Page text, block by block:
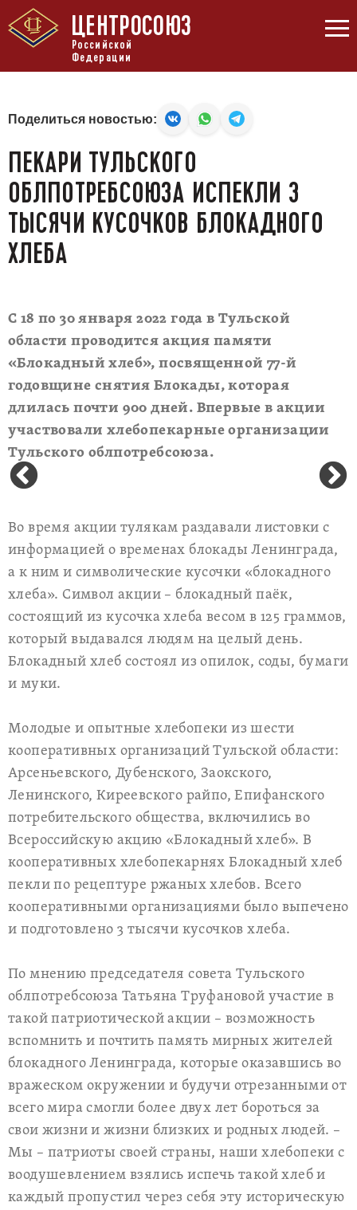
ЦЕНТРОСОЮЗ
Российской
Федерации
Поделиться новостью:
ПЕКАРИ ТУЛЬСКОГО
ОБЛПОТРЕБСОЮЗА ИСПЕКЛИ 3
ТЫСЯЧИ КУСОЧКОВ БЛОКАДНОГО
ХЛЕБА
С 18 по 30 января 2022 года в Тульской
области проводится акция памяти
«Блокадный хлеб», посвященной 77-й
годовщине снятия Блокады, которая
длилась почти 900 дней. Впервые в акции
участвовали хлебопекарные организации
Тульского облпотребсоюза.
Во время акции тулякам раздавали листовки с
информацией о временах блокады Ленинграда,
а к ним и символические кусочки «блокадного
хлеба». Символ акции – блокадный паёк,
состоящий из кусочка хлеба весом в 125 граммов,
который выдавался людям на целый день.
Блокадный хлеб состоял из опилок, соды, бумаги
и муки.
Молодые и опытные хлебопеки из шести
кооперативных организаций Тульской области:
Арсеньевского, Дубенского, Заокского,
Ленинского, Киреевского райпо, Епифанского
потребительского общества, включились во
Всероссийскую акцию «Блокадный хлеб». В
кооперативных хлебопекарнях Блокадный хлеб
пекли по рецептуре ржаных хлебов. Всего
кооперативными организациями было выпечено
и подготовлено 3 тысячи кусочков хлеба.
По мнению председателя совета Тульского
облпотребсоюза Татьяна Труфановой участие в
такой патриотической акции – возможность
вспомнить и почтить память мирных жителей
блокадного Ленинграда, которые оказавшись во
вражеском окружении и будучи отрезанными от
всего мира смогли более двух лет бороться за
свои жизни и жизни близких и родных людей. –
Мы – патриоты своей страны, наши хлебопеки с
воодушевлением взялись испечь такой хлеб и
каждый пропустил через себя эту историческую